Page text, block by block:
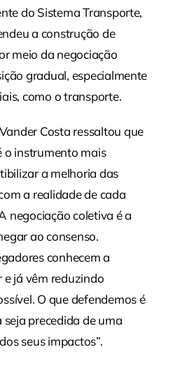
do Sistema Transporte,
a construção de
meio da negociação
gradual, especialmente
como o transporte.
Costa ressaltou que
o instrumento mais
a melhoria das
a realidade de cada
negociação coletiva é a
ao consenso.
conhecem a
e já vêm reduzindo
O que defendemos é
precedida de uma
seus impactos”.